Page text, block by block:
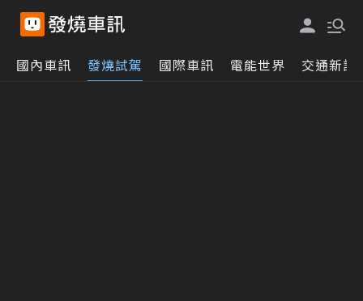
國內車訊 發燒試駕 國際車訊 電能世界 交通新訊